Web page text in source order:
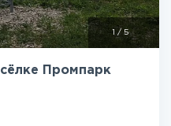
1 / 5
Промпарк